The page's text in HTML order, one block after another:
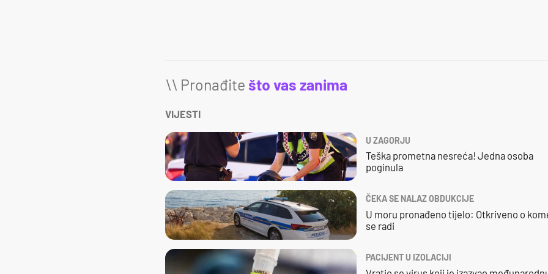
\\ Pronađite što vas zanima
VIJESTI
U ZAGORJU
Teška prometna nesreća! Jedna osoba
poginula
ČEKA SE NALAZ OBDUKCIJE
U moru pronađeno tijelo: Otkriveno o
se radi
PACIJENT U IZOLACIJI